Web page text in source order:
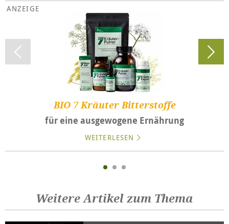
BIO 7 Kräuter Bitterstoffe
für eine ausgewogene Ernährung
WEITERLESEN
Weitere Artikel zum Thema